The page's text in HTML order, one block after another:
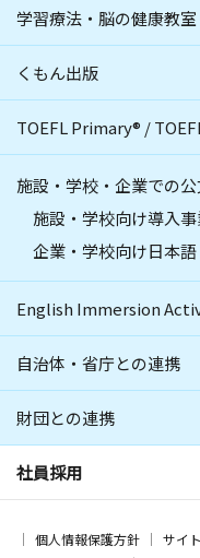
学習療法・脳の健康教
くもん出版
TOEFL Primary® /
施設・学校・企業での
施設・学校向け導入
企業・学校向け日本語
English Immersion
自治体・省庁との連携
財団との連携
社員採用
個人情報保護方針 サイ